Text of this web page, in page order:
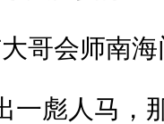
哥会师南海
彪人马，